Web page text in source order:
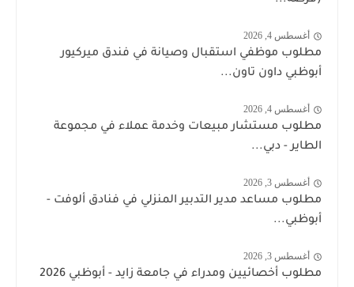
أغسطس 4, 2026
مطلوب موظفي استقبال وصيانة في فندق ميركيور
أبوظبي داون تاون...
أغسطس 4, 2026
مطلوب مستشار مبيعات وخدمة عملاء في مجموعة
الطاير - دبي...
أغسطس 3, 2026
مطلوب مساعد مدير التدبير المنزلي في فنادق ألوفت -
أبوظبي...
أغسطس 3, 2026
مطلوب أخصائيين ومدراء في جامعة زايد - أبوظبي 2026